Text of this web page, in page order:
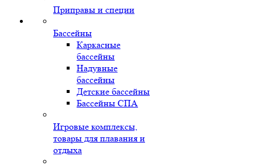
Приправы и специи
Бассейны
Каркасные
бассейны
Надувные
бассейны
Детские бассейны
Бассейны СПА
Игровые комплексы,
товары для плавания и
отдыха